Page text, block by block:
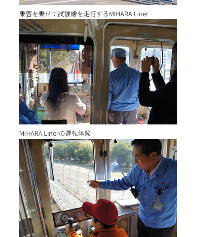
乗客を乗せて試験線を走行するMIHARA Liner
MIHARA Linerの運転体験